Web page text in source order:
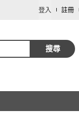
登入 註冊
搜尋